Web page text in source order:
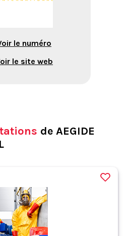
le numéro
le site web
de AEGIDE